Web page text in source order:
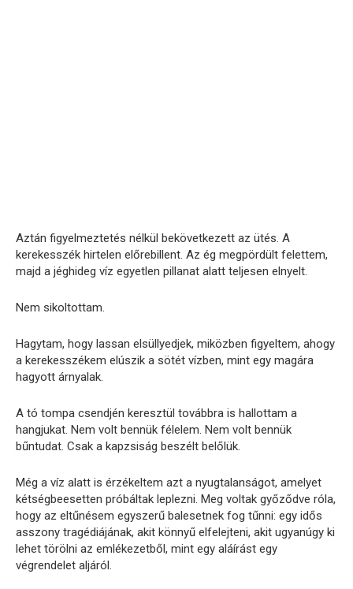
Aztán figyelmeztetés nélkül bekövetkezett az ütés. A
kerekesszék hirtelen előrebillent. Az ég megpördült felettem,
majd a jéghideg víz egyetlen pillanat alatt teljesen elnyelt.
Nem sikoltottam.
Hagytam, hogy lassan elsüllyedjek, miközben figyeltem, ahogy
a kerekesszékem elúszik a sötét vízben, mint egy magára
hagyott árnyalak.
A tó tompa csendjén keresztül továbbra is hallottam a
hangjukat. Nem volt bennük félelem. Nem volt bennük
bűntudat. Csak a kapzsiság beszélt belőlük.
Még a víz alatt is érzékeltem azt a nyugtalanságot, amelyet
kétségbeesetten próbáltak leplezni. Meg voltak győződve róla,
hogy az eltűnésem egyszerű balesetnek fog tűnni: egy idős
asszony tragédiájának, akit könnyű elfelejteni, akit ugyanúgy ki
lehet törölni az emlékezetből, mint egy aláírást egy
végrendelet aljáról.